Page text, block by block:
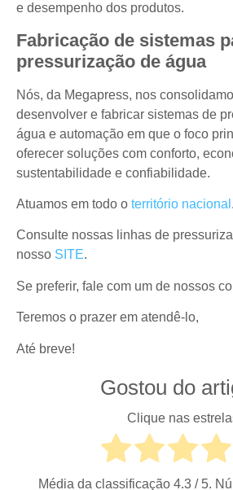
e desempenho dos produtos.
Fabricação de sistemas
pressurização de água
Nós, da Megapress, nos
desenvolver e fabricar sistemas de
água e automação em que o foco
oferecer soluções com conforto,
sustentabilidade e confiabilidade.
Atuamos em todo o território nacional .
Consulte nossas linhas de
nosso SITE.
Se preferir, fale com um de nossos
Teremos o prazer em atendê-lo,
Até breve!
Gostou do
Clique nas
Média da classificação 4.3/ 5.